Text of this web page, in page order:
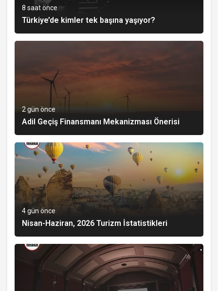
8 saat önce
Türkiye’de kimler tek başına yaşıyor?
2 gün önce
Adil Geçiş Finansmanı Mekanizması Önerisi
4 gün önce
Nisan-Haziran, 2026 Turizm İstatistikleri